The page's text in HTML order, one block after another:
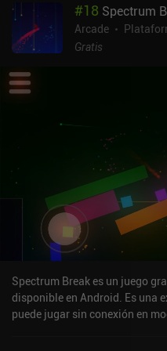
de acción de tipo bullet-hell
menudo se reduce a ser
de juego arcade mucho más
qué nos equivocamos y así
Salvagette es completamente
género de los bullet-hell lo
especialmente para los
bullet-hell demasiado rápidos
#18 Spectrum
Arcade
Gratis
Spectrum Break es un juego
disponible en Android. Es una
puede jugar sin conexión en